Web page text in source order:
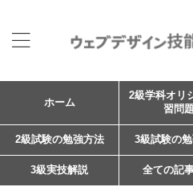
ホーム
2級学科オリ
習問題
2級試験の勉強方法 3級試験の
3級実技解説 全ての記